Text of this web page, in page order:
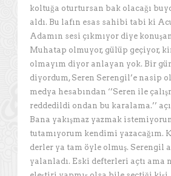
koltuğa oturtursan bak olacağı
aldı. Bu lafın esas sahibi tabi ki
Adamın sesi çıkmıyor diye
Muhatap olmuyor, gülüp geçiyor,
olmayım diyor anlayan yok. Bir
diyordum, Seren Serengil’e nasip
medya hesabından ‘’Seren ile
reddedildi ondan bu karalama.’’
Bana yakışmaz yazmak
tutamıyorum kendimi yazacağım.
derler ya tam öyle olmuş. Serengil
yalanladı. Eski defterleri açtı ama